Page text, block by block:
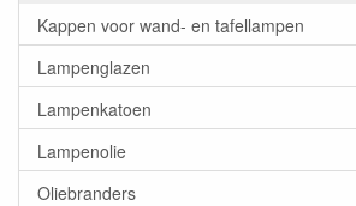
Kappen voor wand- en tafellampen
Lampenglazen
Lampenkatoen
Lampenolie
Oliebranders